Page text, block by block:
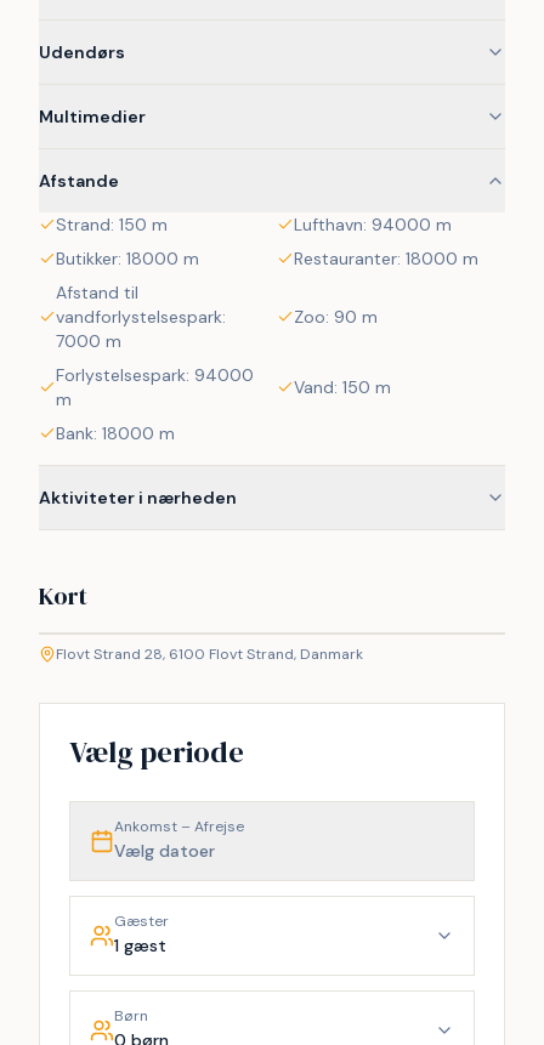
Besøg Aarø, oplev den historiske by Haderslev eller tag på
Udendørs
Multimedier
Afstande
Strand: 150 m
Lufthavn: 94000 m
Butikker: 18000 m
Restauranter: 18000 m
Afstand til
vandforlystelsespark:
7000 m
Zoo: 90 m
Forlystelsespark: 94000
m
Vand: 150 m
Bank: 18000 m
Aktiviteter i nærheden
Kort
+
−
Flovt Strand 28, 6100 Flovt Strand, Danmark
Vælg periode
Ankomst – Afrejse
Vælg datoer
Gæster
1 gæst
Børn
0 børn